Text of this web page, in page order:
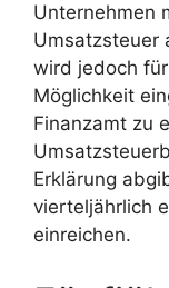
Unternehmen
Umsatzsteuer
wird jedoch
Möglichkeit
Finanzamt zu
Erklärung
vierteljährlich
einreichen.